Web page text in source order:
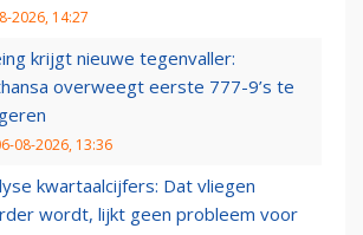
2026, 14:27
krijgt nieuwe tegenvaller:
overweegt eerste 777-9’s te
08-2026, 13:36
kwartaalcijfers: Dat vliegen
wordt, lijkt geen probleem voor